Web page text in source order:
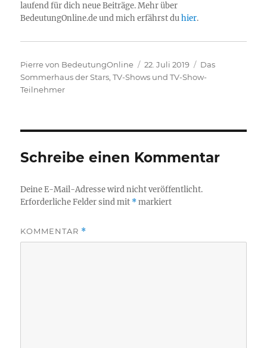
laufend für dich neue Beiträge. Mehr über
BedeutungOnline.de und mich erfährst duhier.
Autor
Pierre von BedeutungOnline
Veröffentlicht
am
22. Juli 2019 Kategorien
Das
Sommerhaus der Stars ,TV-Shows und TV-Show-
Teilnehmer
Schreibe einen Kommentar
Deine E-Mail-Adresse wird nicht veröffentlicht.
Erforderliche Felder sind mit *markiert
KOMMENTAR *